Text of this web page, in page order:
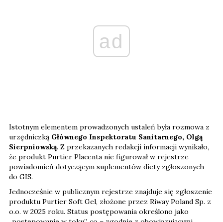
ad
Istotnym elementem prowadzonych ustaleń była rozmowa z
urzędniczką Głównego Inspektoratu Sanitarnego, Olgą
Sierpniowską. Z przekazanych redakcji informacji wynikało,
że produkt Purtier Placenta nie figurował w rejestrze
powiadomień dotyczącym suplementów diety zgłoszonych
do GIS.
Jednocześnie w publicznym rejestrze znajduje się zgłoszenie
produktu Purtier Soft Gel, złożone przez Riway Poland Sp. z
o.o. w 2025 roku. Status postępowania określono jako